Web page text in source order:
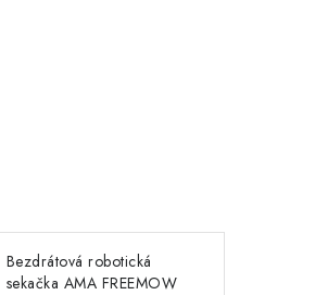
Bezdrátová robotická
sekačka AMA FREEMOW